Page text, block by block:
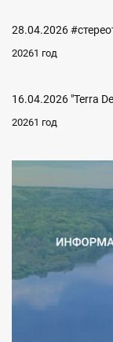
28.04.2026
20261 год
16.04.2026 "Terra
20261 год